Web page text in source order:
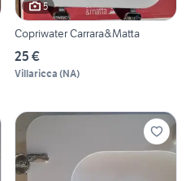
5
Copriwater Carrara&Matta
25 €
Villaricca (NA)